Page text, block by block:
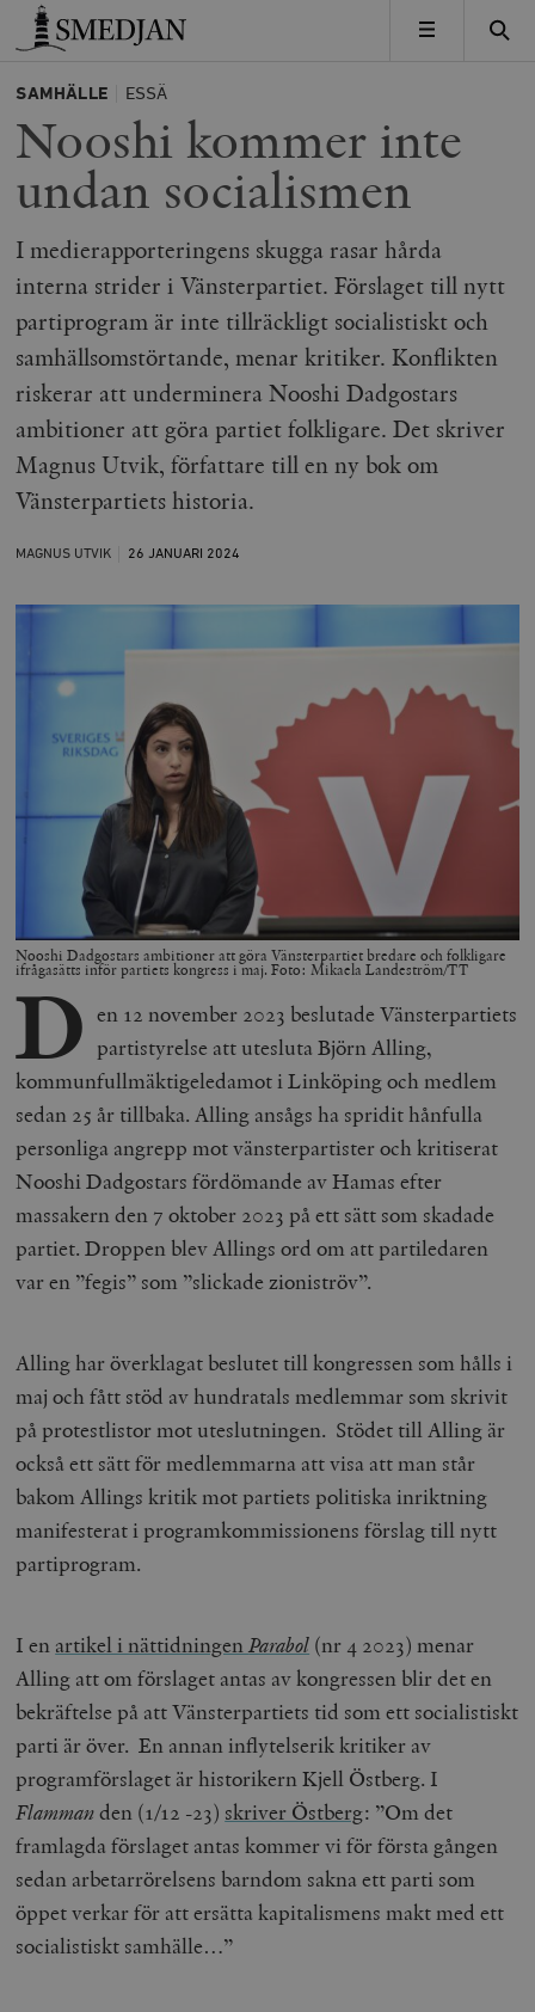
Timbro
MENY
SAMHÄLLE ESSÄ
Nooshi kommer inte
undan socialismen
I medierapporteringens skugga rasar hårda
interna strider i Vänsterpartiet. Förslaget till nytt
partiprogram är inte tillräckligt socialistiskt och
samhällsomstörtande, menar kritiker. Konflikten
riskerar att underminera Nooshi Dadgostars
ambitioner att göra partiet folkligare. Det skriver
Magnus Utvik, författare till en ny bok om
Vänsterpartiets historia.
MAGNUS UTVIK 26 JANUARI 2024
Nooshi Dadgostars ambitioner att göra Vänsterpartiet bredare och folkligare
ifrågasätts inför partiets kongress i maj. Foto: Mikaela Landeström/TT
D en 12 november 2023 beslutade Vänsterpartiets
partistyrelse att utesluta Björn Alling,
kommunfullmäktigeledamot i Linköping och medlem
sedan 25 år tillbaka. Alling ansågs ha spridit hånfulla
personliga angrepp mot vänsterpartister och kritiserat
Nooshi Dadgostars fördömande av Hamas efter
massakern den 7 oktober 2023 på ett sätt som skadade
partiet. Droppen blev Allings ord om att partiledaren
var en ”fegis” som ”slickade zioniströv”.
Alling har överklagat beslutet till kongressen som hålls i
maj och fått stöd av hundratals medlemmar som skrivit
på protestlistor mot uteslutningen. Stödet till Alling är
också ett sätt för medlemmarna att visa att man står
bakom Allings kritik mot partiets politiska inriktning
manifesterat i programkommissionens förslag till nytt
partiprogram.
I en artikel i nättidningenParabol (nr 4 2023) menar
Alling att om förslaget antas av kongressen blir det en
bekräftelse på att Vänsterpartiets tid som ett socialistiskt
parti är över. En annan inflytelserik kritiker av
programförslaget är historikern Kjell Östberg. I
Flammanden (1/12 -23) skriver Östberg: ”Om det
framlagda förslaget antas kommer vi för första gången
sedan arbetarrörelsens barndom sakna ett parti som
öppet verkar för att ersätta kapitalismens makt med ett
socialistiskt samhälle…”